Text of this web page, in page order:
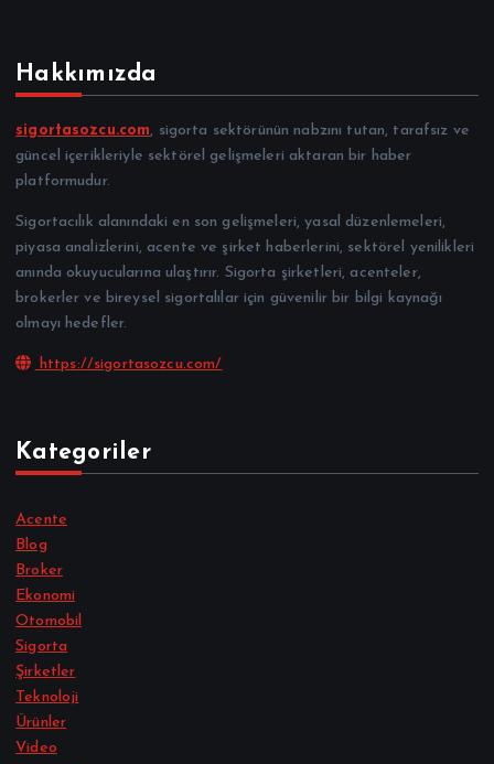
Hakkımızda
sigortasozcu.com, sigorta sektörünün nabzını tutan, tarafsız ve
güncel içerikleriyle sektörel gelişmeleri aktaran bir haber
platformudur.
Sigortacılık alanındaki en son gelişmeleri, yasal düzenlemeleri,
piyasa analizlerini, acente ve şirket haberlerini, sektörel yenilikleri
anında okuyucularına ulaştırır. Sigorta şirketleri, acenteler,
brokerler ve bireysel sigortalılar için güvenilir bir bilgi kaynağı
olmayı hedefler.
https://sigortasozcu.com/
Kategoriler
Acente
Blog
Broker
Ekonomi
Otomobil
Sigorta
Şirketler
Teknoloji
Ürünler
Video